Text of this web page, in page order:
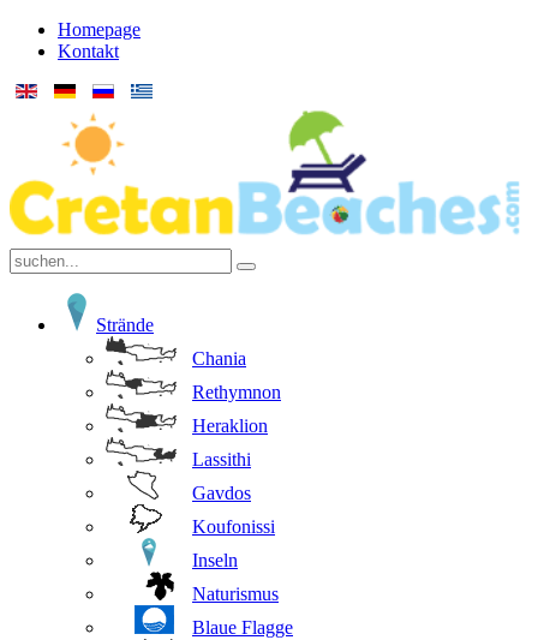
Homepage
Kontakt
Strände
Chania
Rethymnon
Heraklion
Lassithi
Gavdos
Koufonissi
Inseln
Naturismus
Blaue Flagge